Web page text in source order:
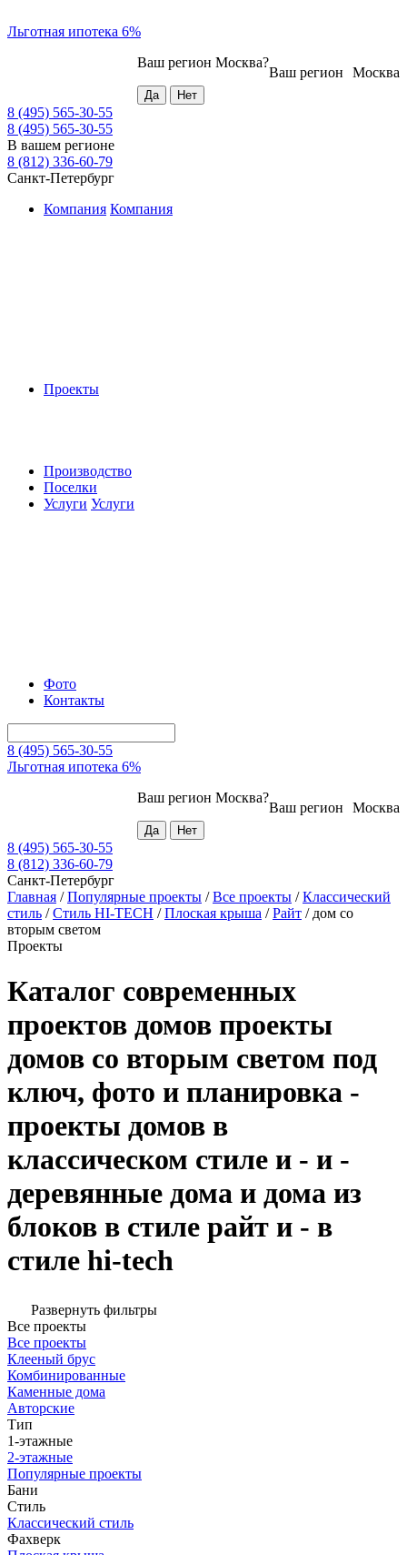
Льготная ипотека 6%
Москва
Ваш регион
Ваш регион Москва?
8 (495) 565-30-55
8 (495) 565-30-55
В вашем регионе
8 (812) 336-60-79
Санкт-Петербург
Компания Компания
Проекты
Производство
Поселки
Услуги Услуги
Фото
Контакты
8 (495) 565-30-55
Льготная ипотека 6%
Москва
Ваш регион
Ваш регион Москва?
8 (495) 565-30-55
8 (812) 336-60-79
Санкт-Петербург
Главная /Популярные проекты /Все проекты /Классический
стиль /Стиль HI-TECH /Плоская крыша /Райт / дом со
вторым светом
Проекты
Каталог современных
проектов домов проекты
домов со вторым светом под
ключ, фото и планировка -
проекты домов в
классическом стиле и - и -
деревянные дома и дома из
блоков в стиле райт и - в
стиле hi-tech
Развернуть фильтры
Все проекты
Все проекты
Клееный брус
Комбинированные
Каменные дома
Авторские
Тип
1-этажные
2-этажные
Популярные проекты
Бани
Стиль
Классический стиль
Фахверк